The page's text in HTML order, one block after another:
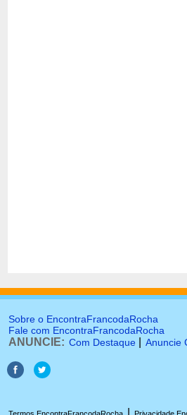
Sobre o EncontraFrancodaRocha
Fale com EncontraFrancodaRocha
ANUNCIE: Com Destaque Anuncie